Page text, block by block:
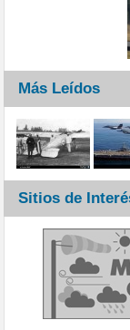
Más Leídos
Sitios de